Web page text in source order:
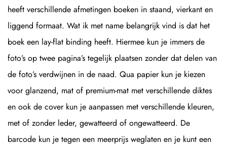
heeft verschillende afmetingen boeken in staand, vierkant en
liggend formaat. Wat ik met name belangrijk vind is dat het
boek een lay-flat binding heeft. Hiermee kun je immers de
foto’s op twee pagina’s tegelijk plaatsen zonder dat delen van
de foto’s verdwijnen in de naad. Qua papier kun je kiezen
voor glanzend, mat of premium-mat met verschillende diktes
en ook de cover kun je aanpassen met verschillende kleuren,
met of zonder leder, gewatteerd of ongewatteerd. De
barcode kun je tegen een meerprijs weglaten en je kunt een